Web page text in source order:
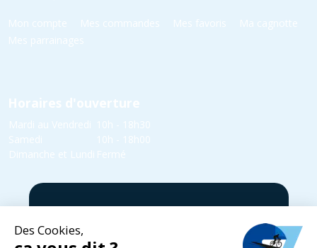
Mon compte Mes commandes Mes favoris
Ma cagnotte
Mes parrainages
Horaires d'ouverture
Mardi au Vendredi
10h - 18h30
Samedi
10h - 18h00
Dimanche et Lundi Fermé
5 rue Yvonne Edmond Foinant,
03 24 52 05 87